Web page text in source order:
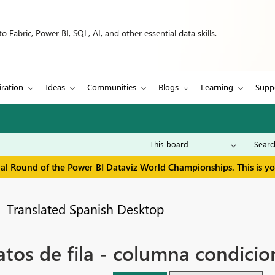
Power BI, SQL, AI, and other essential data skills.
Ideas Communities Blogs Learning
Round of the Power BI Dataviz World Championships. This is
Translated Spanish Desktop
de fila - columna